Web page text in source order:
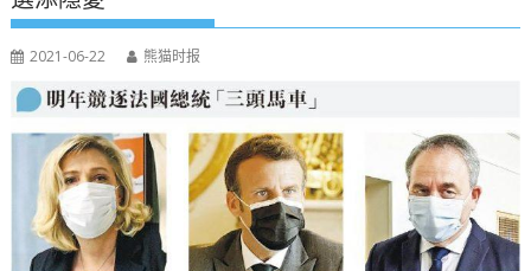
2021-06-22 熊猫时报